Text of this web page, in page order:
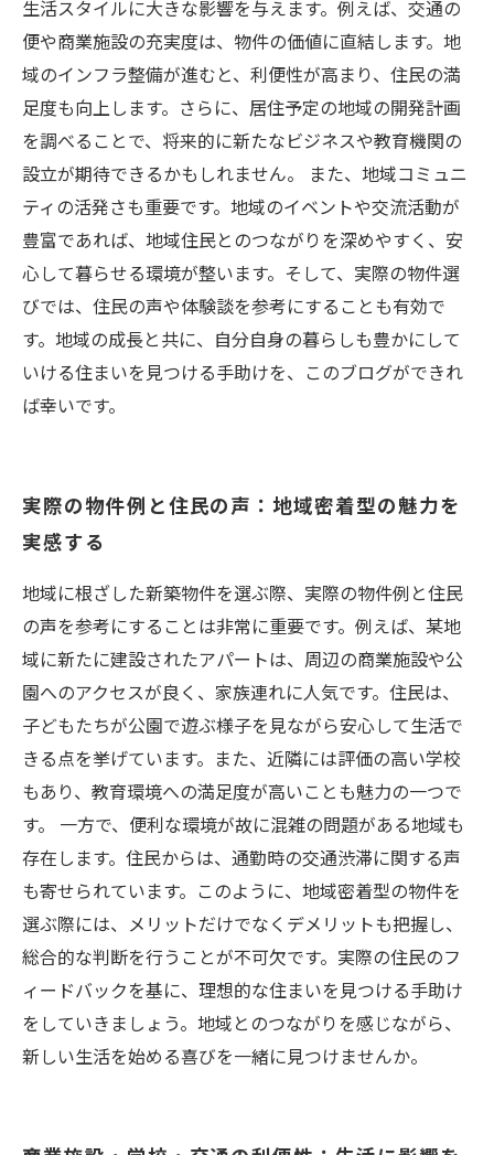
生活スタイルに大きな影響を与えます。例えば、交通の
便や商業施設の充実度は、物件の価値に直結します。地
域のインフラ整備が進むと、利便性が高まり、住民の満
足度も向上します。さらに、居住予定の地域の開発計画
を調べることで、将来的に新たなビジネスや教育機関の
設立が期待できるかもしれません。 また、地域コミュニ
ティの活発さも重要です。地域のイベントや交流活動が
豊富であれば、地域住民とのつながりを深めやすく、安
心して暮らせる環境が整います。そして、実際の物件選
びでは、住民の声や体験談を参考にすることも有効で
す。地域の成長と共に、自分自身の暮らしも豊かにして
いける住まいを見つける手助けを、このブログができれ
ば幸いです。
実際の物件例と住民の声：地域密着型の魅力を
実感する
地域に根ざした新築物件を選ぶ際、実際の物件例と住民
の声を参考にすることは非常に重要です。例えば、某地
域に新たに建設されたアパートは、周辺の商業施設や公
園へのアクセスが良く、家族連れに人気です。住民は、
子どもたちが公園で遊ぶ様子を見ながら安心して生活で
きる点を挙げています。また、近隣には評価の高い学校
もあり、教育環境への満足度が高いことも魅力の一つで
す。 一方で、便利な環境が故に混雑の問題がある地域も
存在します。住民からは、通勤時の交通渋滞に関する声
も寄せられています。このように、地域密着型の物件を
選ぶ際には、メリットだけでなくデメリットも把握し、
総合的な判断を行うことが不可欠です。実際の住民のフ
ィードバックを基に、理想的な住まいを見つける手助け
をしていきましょう。地域とのつながりを感じながら、
新しい生活を始める喜びを一緒に見つけませんか。